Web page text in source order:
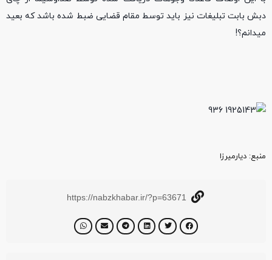
دبش بابت تبلیغات نیز باید توسط مقام قضایی ضبط شده باشد که بعید
میدانم؟!
منبع‌: دیارمیرزا
https://nabzkhabar.ir/?p=63671